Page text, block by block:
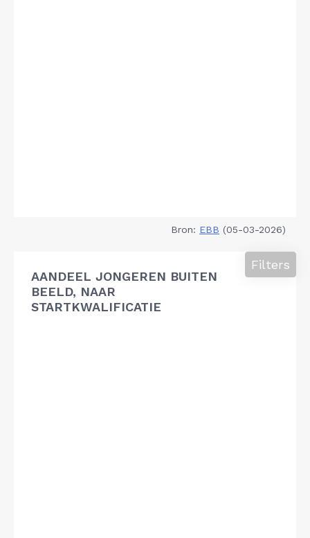
Bron: EBB (05-03-2026)
AANDEEL JONGEREN BUITEN
BEELD, NAAR
STARTKWALIFICATIE
Filters